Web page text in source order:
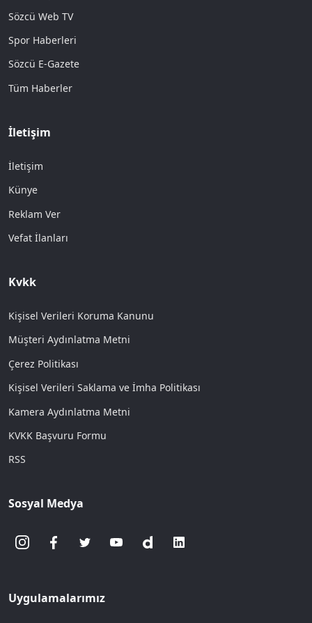
Sözcü Web TV
Spor Haberleri
Sözcü E-Gazete
Tüm Haberler
İletişim
İletişim
Künye
Reklam Ver
Vefat İlanları
Kvkk
Kişisel Verileri Koruma Kanunu
Müşteri Aydınlatma Metni
Çerez Politikası
Kişisel Verileri Saklama ve İmha Politikası
Kamera Aydınlatma Metni
KVKK Başvuru Formu
RSS
Sosyal Medya
Uygulamalarımız